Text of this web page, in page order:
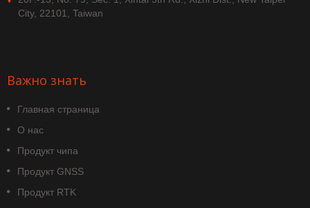
City, 22101, Taiwan
Важно знать
Главная страница
О нас
Продукт чипа
Продукт GNSS
Продукт RTK